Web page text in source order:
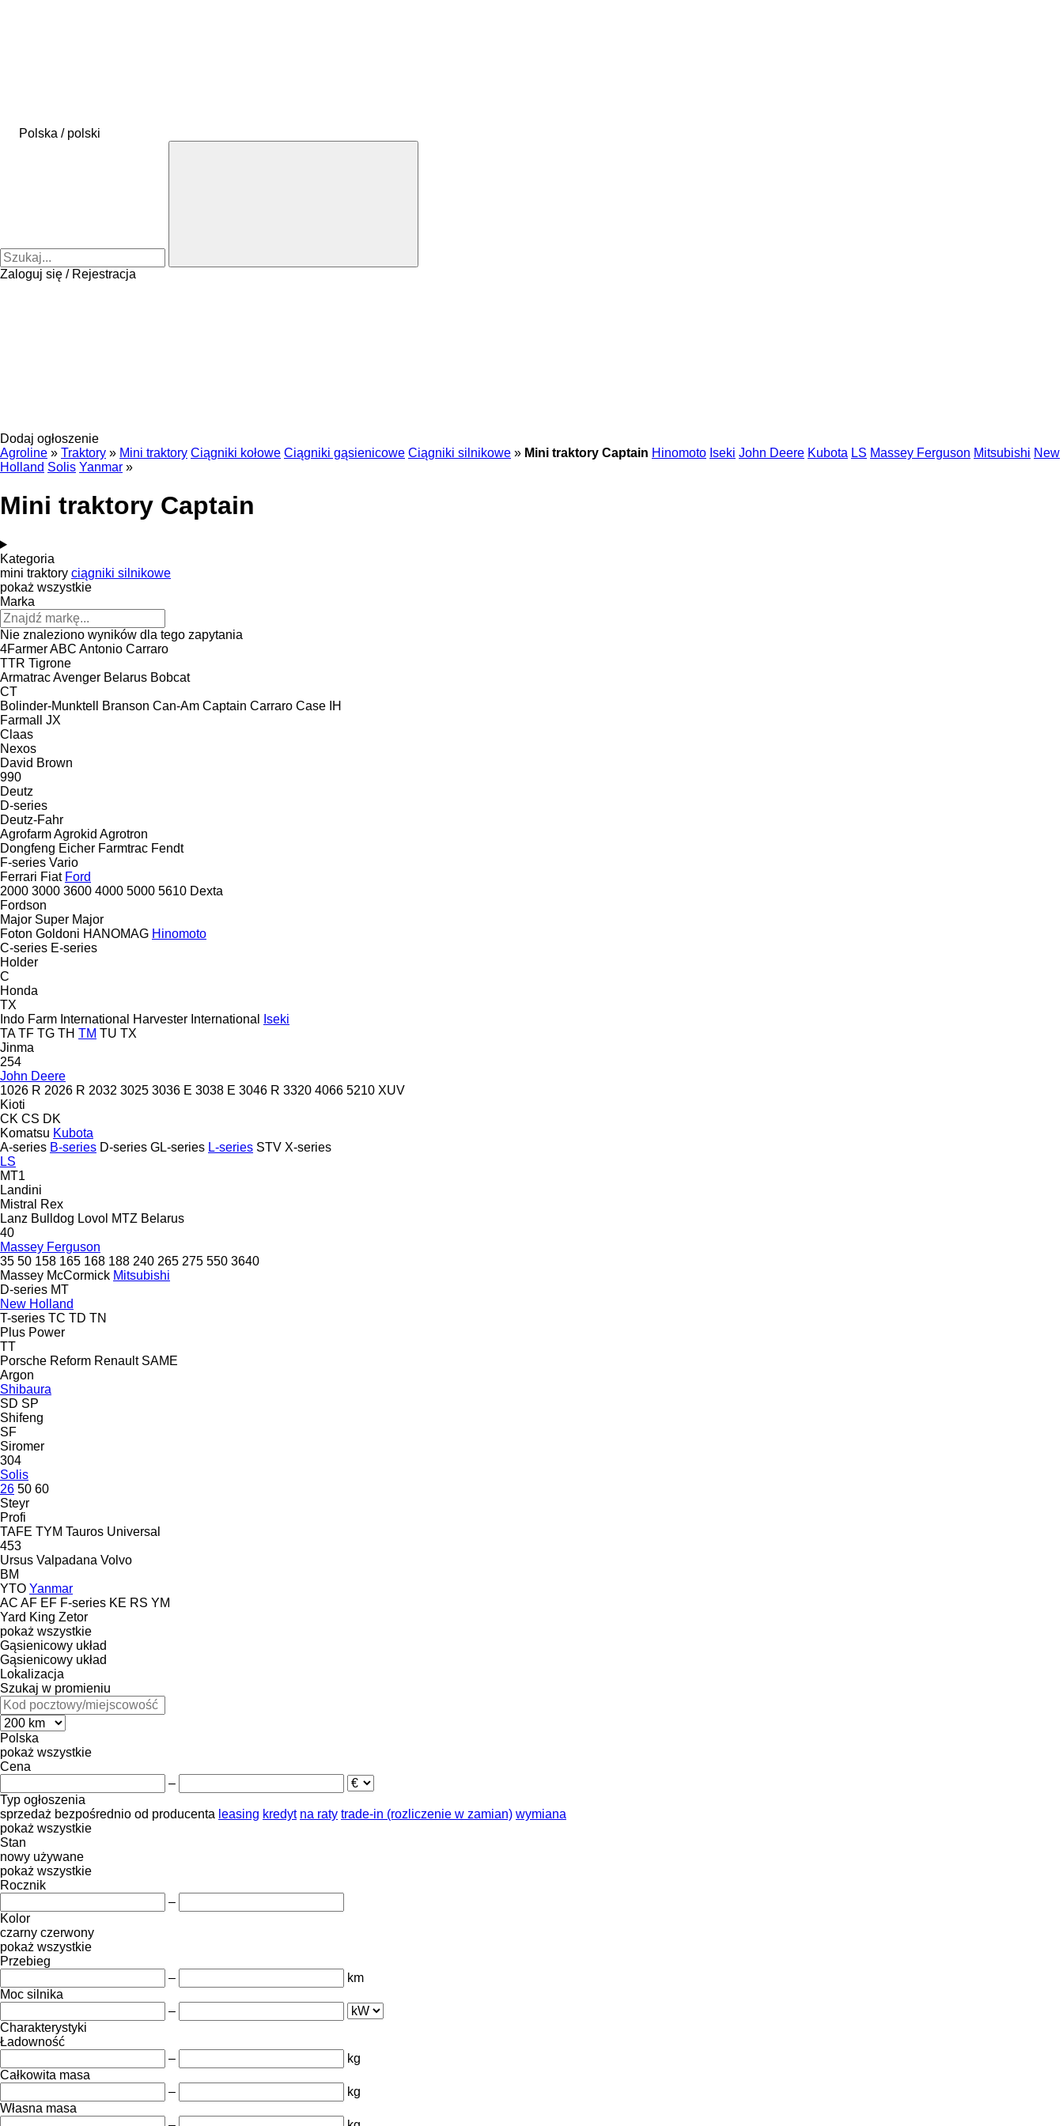
Polska / polski
Zaloguj się / Rejestracja
Dodaj ogłoszenie
Agroline » Traktory » Mini traktory Ciągniki kołowe Ciągniki gąsienicowe Ciągniki silnikowe » Mini traktory Captain Hinomoto Iseki John Deere Kubota LS Massey Ferguson Mitsubishi New
Holland Solis Yanmar »
Mini traktory Captain
Kategoria
mini traktory ciągniki silnikowe
pokaż wszystkie
Marka
Nie znaleziono wyników dla tego zapytania
4FarmerABC Antonio Carraro
TTR Tigrone
ArmatracAvenger Belarus Bobcat
CT
Bolinder-Munktell
Branson Can-Am Captain Carraro Case IH
Farmall
JX
Claas
Nexos
David Brown
990
Deutz
D-series
Deutz-Fahr
AgrofarmAgrokid Agrotron
Dongfeng Eicher Farmtrac Fendt
F-series Vario
Ferrari Fiat Ford
2000 3000 3600 4000 5000 5610 Dexta
Fordson
Major Super Major
Foton Goldoni HANOMAG Hinomoto
C-series E-series
Holder
C
Honda
TX
Indo Farm International Harvester International
Iseki
TA TF TG TH TM TU TX
Jinma
254
John Deere
1026 R 2026 R 2032 3025 3036 E 3038 E 3046 R 3320 4066 5210 XUV
Kioti
CK CS DK
Komatsu Kubota
A-series B-series D-series GL-series L-series STV X-series
LS
MT1
Landini
Mistral
Rex
Lanz Bulldog Lovol MTZ Belarus
40
Massey Ferguson
35 50 158 165 168 188 240 265 275 550 3640
Massey McCormick Mitsubishi
D-series MT
New Holland
T-series TC TD TN
Plus Power
TT
Porsche Reform Renault SAME
Argon
Shibaura
SD SP
Shifeng
SF
Siromer
304
Solis
26 50 60
Steyr
Profi
TAFE TYM Tauros Universal
453
Ursus Valpadana Volvo
BM
YTO Yanmar
AC AF EF F-series KE RS YM
Yard King Zetor
pokaż wszystkie
Gąsienicowy układ
Gąsienicowy układ
Lokalizacja
Szukaj w promieniu
Polska
pokaż wszystkie
Cena
–
Typ ogłoszenia
sprzedaż bezpośrednio od producenta leasing kredyt na raty trade-in (rozliczenie w zamian) wymiana
pokaż wszystkie
Stan
nowy używane
pokaż wszystkie
Rocznik
–
Kolor
czarny czerwony
pokaż wszystkie
Przebieg
–
km
Moc silnika
–
Charakterystyki
Ładowność
–
kg
Całkowita masa
–
kg
Własna masa